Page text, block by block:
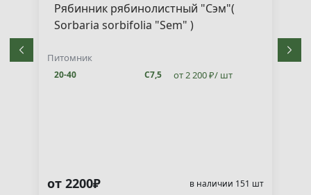
Рябинник рябинолистный "Сэм"(
Sorbaria sorbifolia "Sem" )
Питомник
20-40 С7,5 от 2 200 ₽/ шт
от 2200₽ в наличии 151 шт